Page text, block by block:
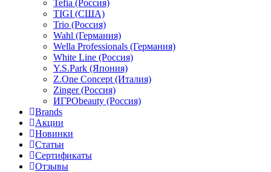
Tefia (Россия)
TIGI (США)
Trio (Россия)
Wahl (Германия)
Wella Professionals (Германия)
White Line (Россия)
Y.S.Park (Япония)
Z.One Concept (Италия)
Zinger (Россия)
ИГРОbeauty (Россия)
Brands
Акции
Новинки
Статьи
Сертификаты
Отзывы